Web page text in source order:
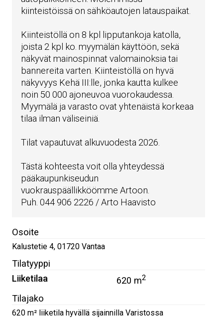
kiinteistöissä on sähköautojen latauspaikat.
Kiinteistöllä on 8 kpl lipputankoja katolla,
joista 2 kpl ko. myymälän käyttöön, sekä
näkyvät mainospinnat valomainoksia tai
bannereita varten. Kiinteistöllä on hyvä
näkyvyys Kehä III:lle, jonka kautta kulkee
noin 50 000 ajoneuvoa vuorokaudessa.
Myymälä ja varasto ovat yhtenäistä korkeaa
tilaa ilman väliseiniä.
Tilat vapautuvat alkuvuodesta 2026.
Tästä kohteesta voit olla yhteydessä
pääkaupunkiseudun
vuokrauspäällikköömme Artoon.
Puh. 044 906 2226 / Arto Haavisto
Osoite
Kalustetie 4, 01720 Vantaa
Tilatyyppi
Liiketilaa
620 m2
Tilajako
620 m² liiketila hyvällä sijainnilla Varistossa